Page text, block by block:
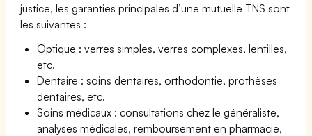
justice, les garanties principales d’une mutuelle TNS sont
les suivantes :
Optique : verres simples, verres complexes, lentilles,
etc.
Dentaire : soins dentaires, orthodontie, prothèses
dentaires, etc.
Soins médicaux : consultations chez le généraliste,
analyses médicales, remboursement en pharmacie,